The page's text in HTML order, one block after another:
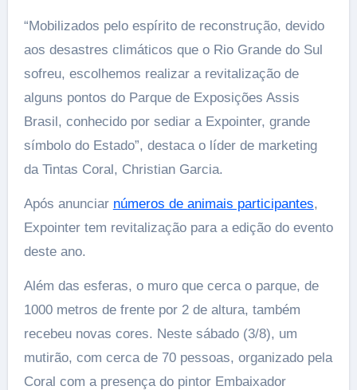
“Mobilizados pelo espírito de reconstrução, devido
aos desastres climáticos que o Rio Grande do Sul
sofreu, escolhemos realizar a revitalização de
alguns pontos do Parque de Exposições Assis
Brasil, conhecido por sediar a Expointer, grande
símbolo do Estado”, destaca o líder de marketing
da Tintas Coral, Christian Garcia.
Após anunciar números de animais participantes,
Expointer tem revitalização para a edição do evento
deste ano.
Além das esferas, o muro que cerca o parque, de
1000 metros de frente por 2 de altura, também
recebeu novas cores. Neste sábado (3/8), um
mutirão, com cerca de 70 pessoas, organizado pela
Coral com a presença do pintor Embaixador